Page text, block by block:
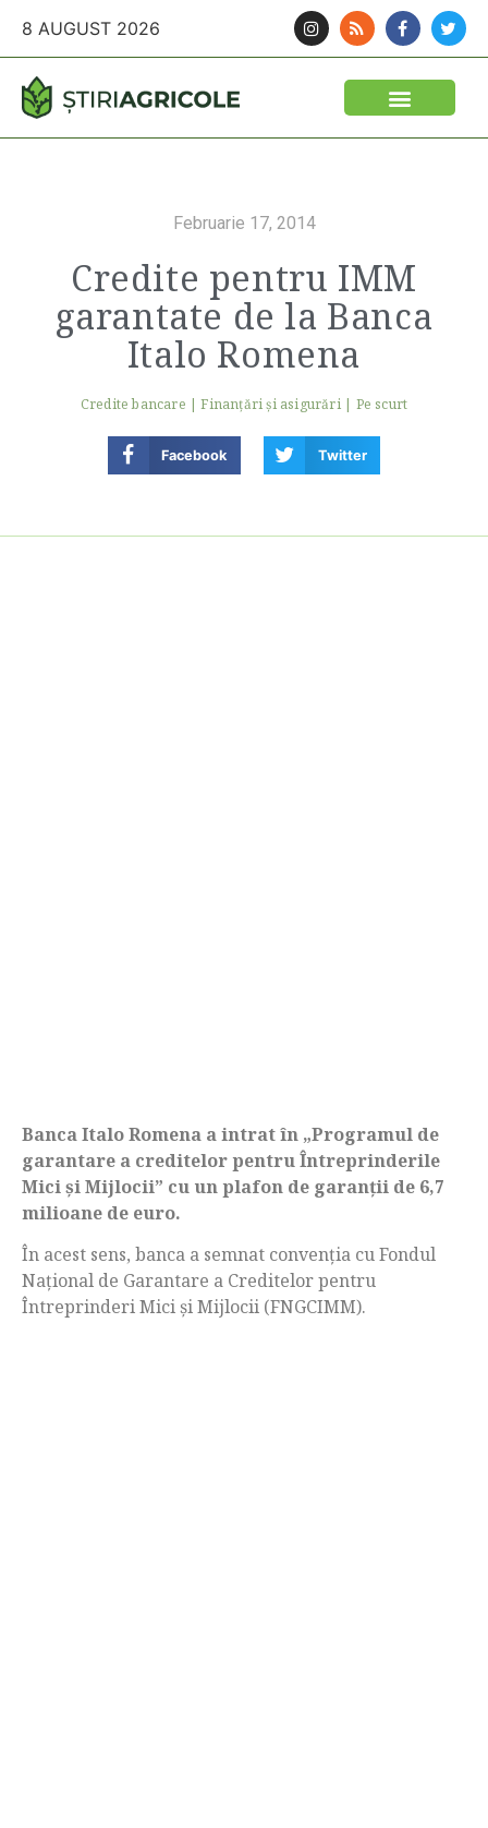
8 AUGUST 2026
Februarie 17, 2014
Credite pentru IMM
garantate de la Banca
Italo Romena
Credite bancare |Finanţări şi asigurări| Pe scurt
Facebook Twitter
Banca Italo Romena a intrat în „Programul de
garantare a creditelor pentru Întreprinderile
Mici şi Mijlocii” cu un plafon de garanţii de 6,7
milioane de euro.
În acest sens, banca a semnat convenţia cu Fondul
Naţional de Garantare a Creditelor pentru
Întreprinderi Mici şi Mijlocii (FNGCIMM).